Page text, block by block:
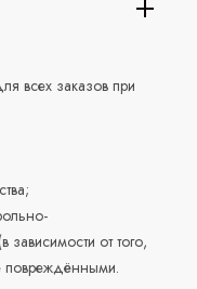
всех заказов при
зависимости от того,
повреждёнными.